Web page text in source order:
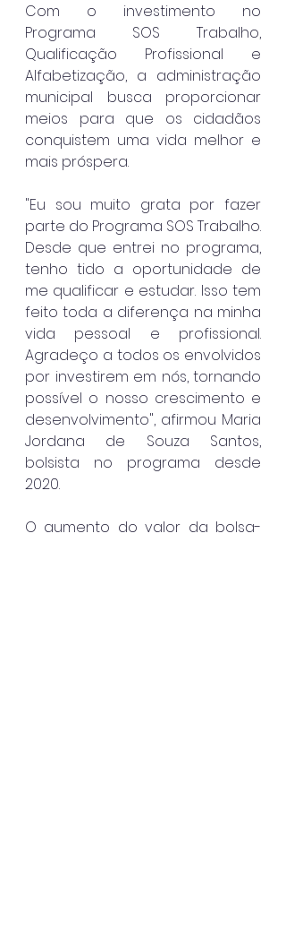
Com o investimento no
Programa SOS Trabalho,
Qualificação Profissional e
Alfabetização, a administração
municipal busca proporcionar
meios para que os cidadãos
conquistem uma vida melhor e
mais próspera.
"Eu sou muito grata por fazer
parte do Programa SOS Trabalho.
Desde que entrei no programa,
tenho tido a oportunidade de
me qualificar e estudar. Isso tem
feito toda a diferença na minha
vida pessoal e profissional.
Agradeço a todos os envolvidos
por investirem em nós, tornando
possível o nosso crescimento e
desenvolvimento", afirmou Maria
Jordana de Souza Santos,
bolsista no programa desde
2020.
O aumento do valor da bolsa-